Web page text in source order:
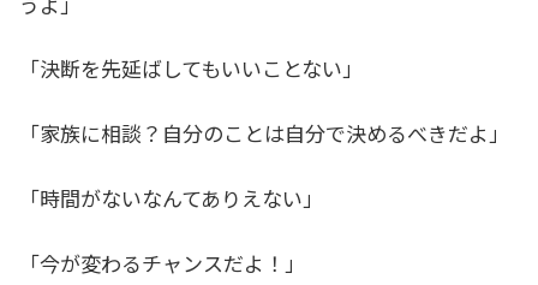
「決断を先延ばしてもいいことない」
「家族に相談？自分のことは自分で決めるべきだよ」
「時間がないなんてありえない」
「今が変わるチャンスだよ！」